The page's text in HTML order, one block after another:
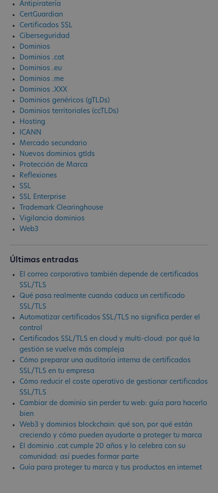
Antipiratería
CertGuardian
Certificados SSL
Ciberseguridad
Dominios
Dominios .cat
Dominios .eu
Dominios .me
Dominios .XXX
Dominios genéricos (gTLDs)
Dominios territoriales (ccTLDs)
Hosting
ICANN
Mercado secundario
Nuevos dominios gtlds
Protección de Marca
Reflexiones
SSL
SSL Enterprise
Trademark Clearinghouse
Vigilancia dominios
Web3
Últimas entradas
El correo corporativo también depende de certificados
SSL/TLS
Qué pasa realmente cuando caduca un certificado
SSL/TLS
Automatizar certificados SSL/TLS no significa perder el
control
Certificados SSL/TLS en cloud y multi-cloud: por qué la
gestión se vuelve más compleja
Cómo preparar una auditoría interna de certificados
SSL/TLS en tu empresa
Cómo reducir el coste operativo de gestionar certificados
SSL/TLS
Cambiar de dominio sin perder tu web: guía para hacerlo
bien
Web3 y dominios blockchain: qué son, por qué están
creciendo y cómo pueden ayudarte a proteger tu marca
El dominio .cat cumple 20 años y lo celebra con su
comunidad: así puedes formar parte
Guía para proteger tu marca y tus productos en internet